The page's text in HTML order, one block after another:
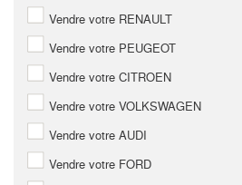
Vendre votre RENAULT
Vendre votre PEUGEOT
Vendre votre CITROEN
Vendre votre VOLKSWAGEN
Vendre votre AUDI
Vendre votre FORD